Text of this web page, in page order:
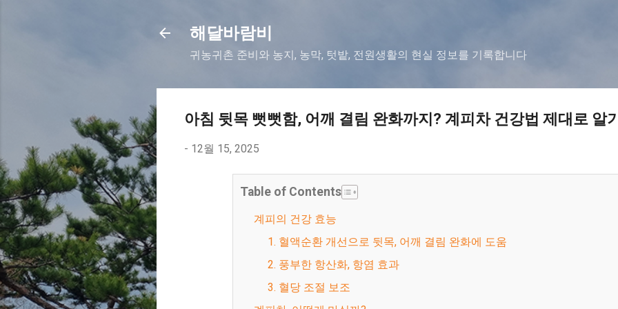
해달바람비
귀농귀촌 준비와 농지, 농막, 텃밭, 전원생활의 현실 정보를 기록합니다
아침 뒷목 뻣뻣함, 어깨 결림 완화까지? 계피차 건강법 제대로 알
- 12월 15, 2025
Table of Contents
계피의 건강 효능
1. 혈액순환 개선으로 뒷목, 어깨 결림 완화에 도움
2. 풍부한 항산화, 항염 효과
3. 혈당 조절 보조